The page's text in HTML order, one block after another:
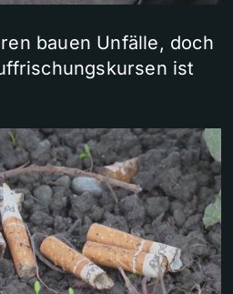
bauen Unfälle, doch
ist